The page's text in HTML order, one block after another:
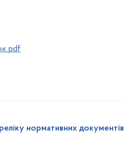
нормативних документів